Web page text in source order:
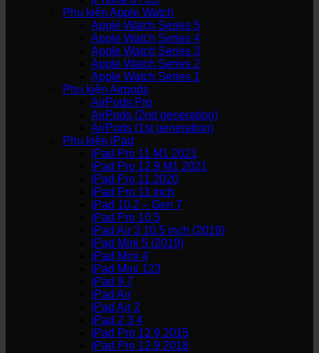
Phụ kiện Apple Watch
Apple Watch Series 5
Apple Watch Series 4
Apple Watch Series 3
Apple Watch Series 2
Apple Watch Series 1
Phụ kiện Airpods
AirPods Pro
AirPods (2nd generation)
AirPods (1st generation)
Phụ kiện iPad
iPad Pro 11 M1 2021
iPad Pro 12.9 M1 2021
iPad Pro 11 2020
iPad Pro 11 inch
iPad 10.2 – Gen 7
iPad Pro 10.5
iPad Air 3 10.5 inch (2019)
iPad Mini 5 (2019)
iPad Mini 4
iPad Mini 123
iPad 9.7
iPad Air
iPad Air 2
iPad 2 3 4
iPad Pro 12.9 2015
iPad Pro 12.9 2018